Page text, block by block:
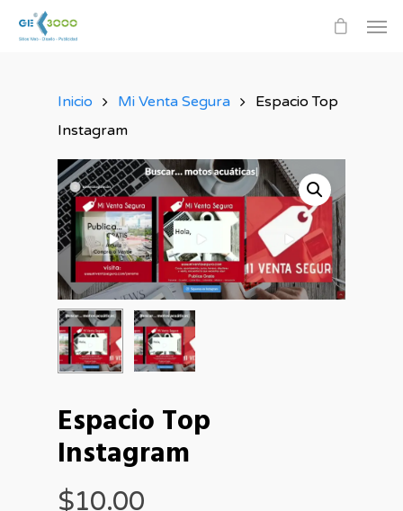
Inicio Mi Venta Segura
Espacio Top
Instagram
Espacio Top
Instagram
$10.00